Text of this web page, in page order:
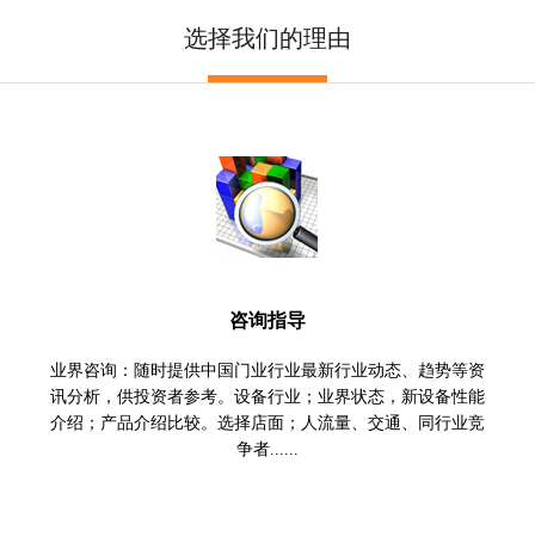
选择我们的理由
咨询指导
业界咨询：随时提供中国门业行业最新行业动态、趋势等资
讯分析，供投资者参考。设备行业；业界状态，新设备性能
介绍；产品介绍比较。选择店面；人流量、交通、同行业竞
争者......